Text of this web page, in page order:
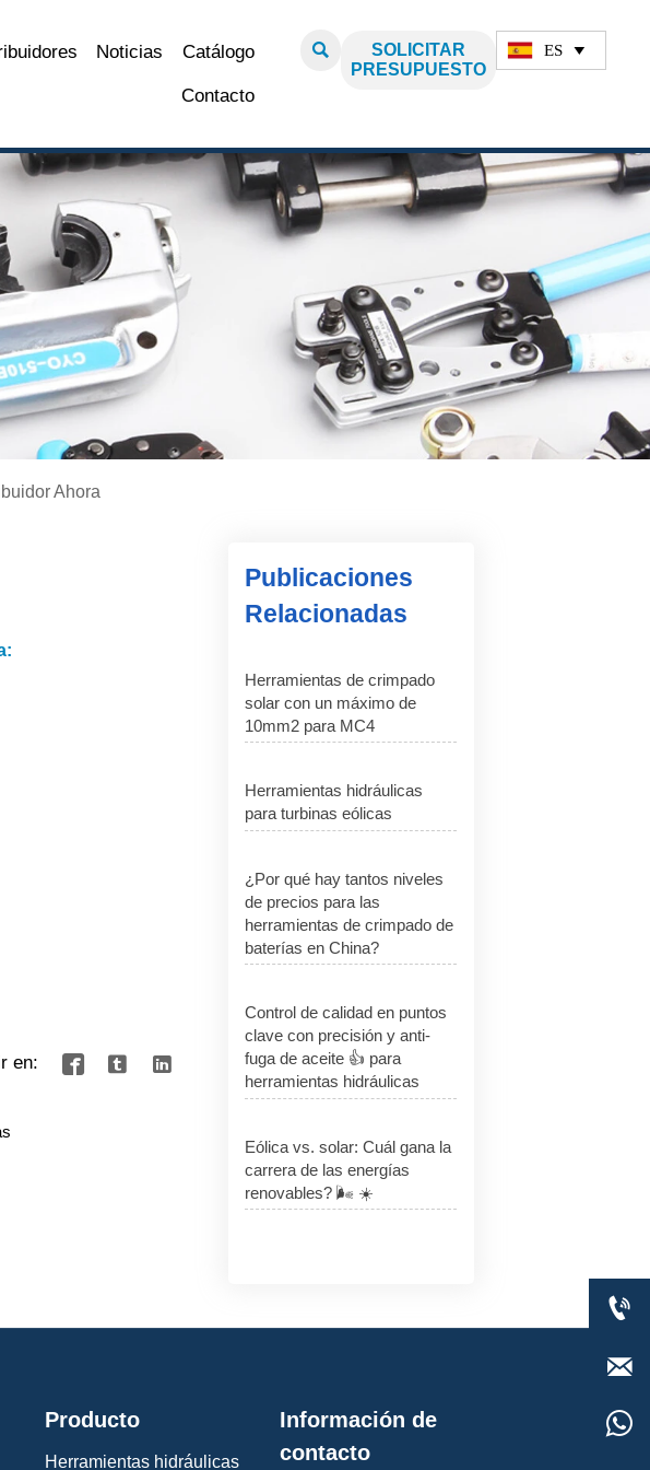
Noticias Catálogo
Contacto

SOLICITAR
PRESUPUESTO
ES 
Ahora
en:   
Publicaciones
Relacionadas
Herramientas de crimpado
solar con un máximo de
10mm2 para MC4
Herramientas hidráulicas
para turbinas eólicas
¿Por qué hay tantos niveles
de precios para las
herramientas de crimpado de
baterías en China?
Control de calidad en puntos
clave con precisión y anti-
fuga de aceite 👍 para
herramientas hidráulicas
Eólica vs. solar: Cuál gana la
carrera de las energías
renovables? 🌬️ ☀️
Producto
Herramientas hidráulicas
Información de
contacto


